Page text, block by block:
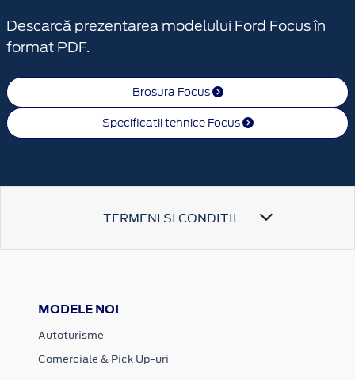
Descarcă prezentarea modelului Ford Focus în
format PDF.
Brosura Focus
Specificatii tehnice Focus
TERMENI SI CONDITII
MODELE NOI
Autoturisme
Comerciale & Pick Up-uri